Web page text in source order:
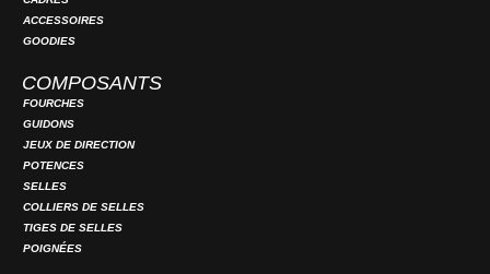
ACCESSOIRES
GOODIES
COMPOSANTS
FOURCHES
GUIDONS
JEUX DE DIRECTION
POTENCES
SELLES
COLLIERS DE SELLES
TIGES DE SELLES
POIGNÉES